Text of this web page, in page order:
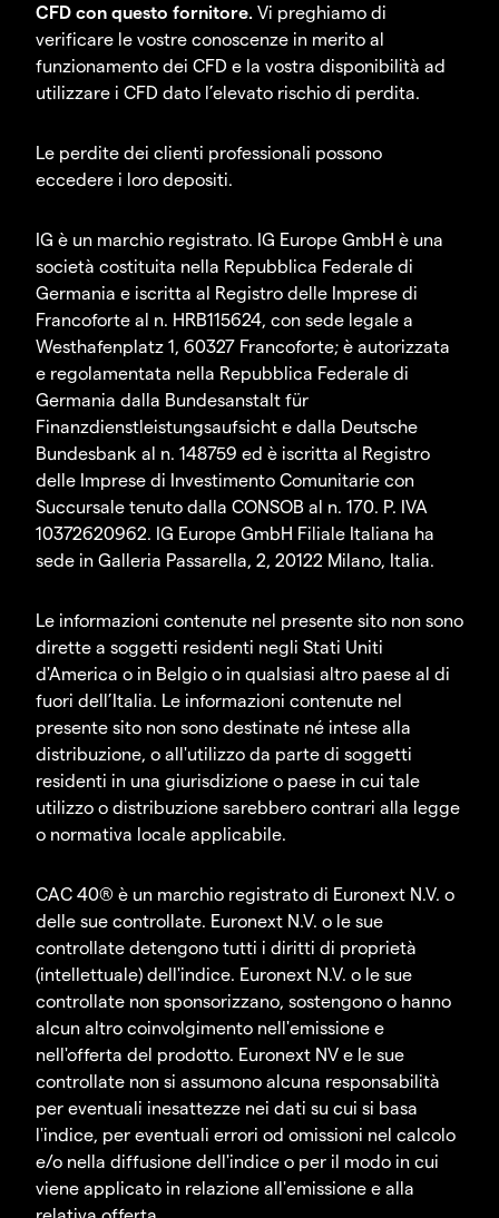
CFD con questo fornitore. Vi preghiamo di
verificare le vostre conoscenze in merito al
funzionamento dei CFD e la vostra disponibilità ad
utilizzare i CFD dato l’elevato rischio di perdita.
Le perdite dei clienti professionali possono
eccedere i loro depositi.
IG è un marchio registrato. IG Europe GmbH è una
società costituita nella Repubblica Federale di
Germania e iscritta al Registro delle Imprese di
Francoforte al n. HRB115624, con sede legale a
Westhafenplatz 1, 60327 Francoforte; è autorizzata
e regolamentata nella Repubblica Federale di
Germania dalla Bundesanstalt für
Finanzdienstleistungsaufsicht e dalla Deutsche
Bundesbank al n. 148759 ed è iscritta al Registro
delle Imprese di Investimento Comunitarie con
Succursale tenuto dalla CONSOB al n. 170. P. IVA
10372620962. IG Europe GmbH Filiale Italiana ha
sede in Galleria Passarella, 2, 20122 Milano, Italia.
Le informazioni contenute nel presente sito non sono
dirette a soggetti residenti negli Stati Uniti
d'America o in Belgio o in qualsiasi altro paese al di
fuori dell’Italia. Le informazioni contenute nel
presente sito non sono destinate né intese alla
distribuzione, o all'utilizzo da parte di soggetti
residenti in una giurisdizione o paese in cui tale
utilizzo o distribuzione sarebbero contrari alla legge
o normativa locale applicabile.
CAC 40® è un marchio registrato di Euronext N.V. o
delle sue controllate. Euronext N.V. o le sue
controllate detengono tutti i diritti di proprietà
(intellettuale) dell'indice. Euronext N.V. o le sue
controllate non sponsorizzano, sostengono o hanno
alcun altro coinvolgimento nell'emissione e
nell'offerta del prodotto. Euronext NV e le sue
controllate non si assumono alcuna responsabilità
per eventuali inesattezze nei dati su cui si basa
l'indice, per eventuali errori od omissioni nel calcolo
e/o nella diffusione dell'indice o per il modo in cui
viene applicato in relazione all'emissione e alla